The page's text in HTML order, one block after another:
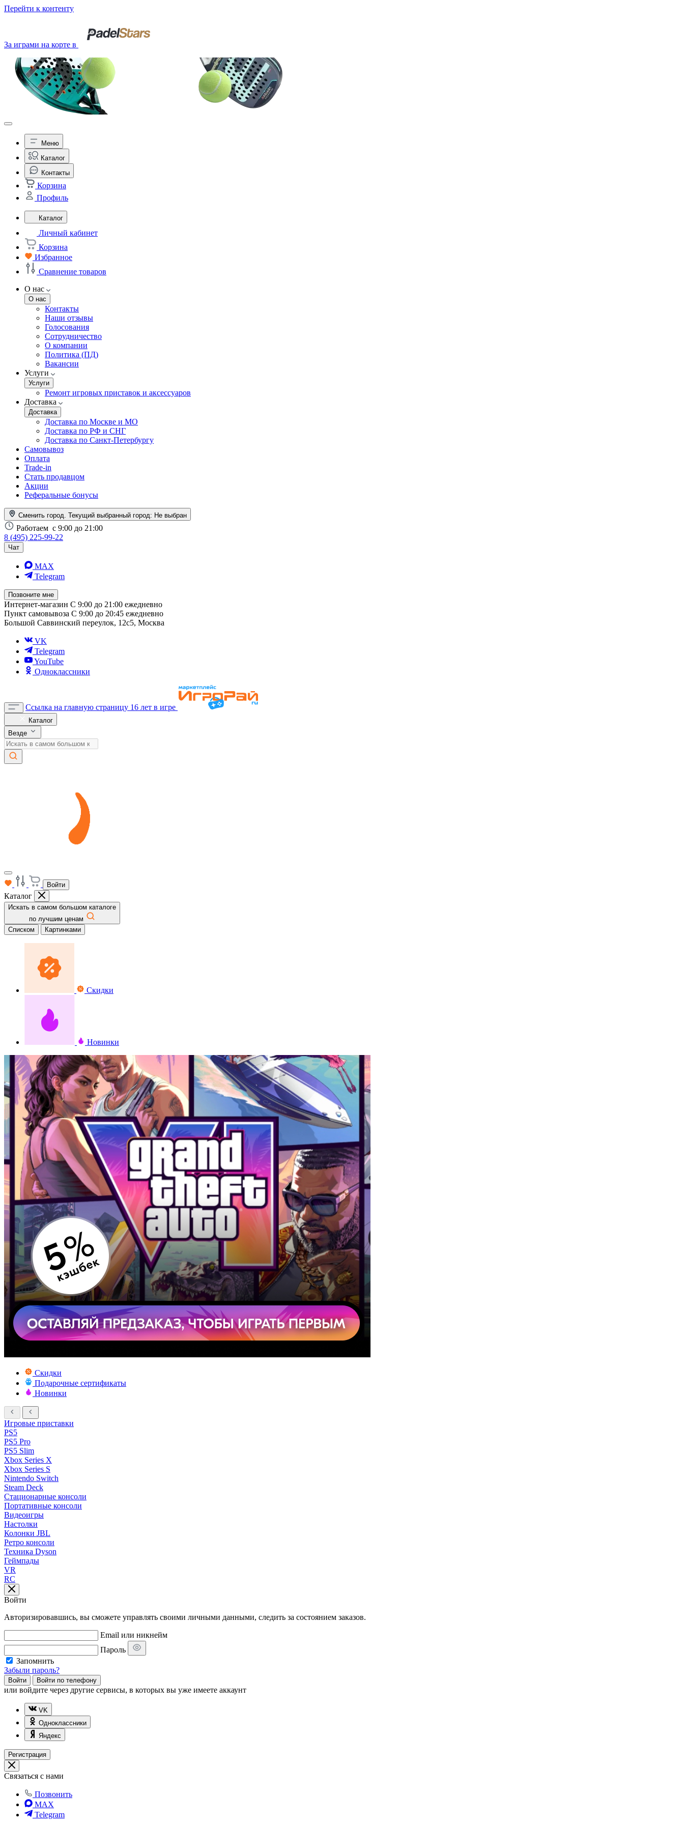
Перейти к контенту
За играми на корте в
Меню
Каталог
Контакты
Корзина
Профиль
Каталог
Личный кабинет
Корзина
Избранное
Сравнение товаров
О нас
О нас
Контакты
Наши отзывы
Голосования
Сотрудничество
О компании
Политика (ПД)
Вакансии
Услуги
Услуги
Ремонт игровых приставок и аксессуаров
Доставка
Доставка
Доставка по Москве и МО
Доставка по РФ и СНГ
Доставка по Санкт-Петербургу
Самовывоз
Оплата
Trade-in
Стать продавцом
Акции
Реферальные бонусы
Сменить город. Текущий выбранный город: Не выбран
Работаем с 9:00 до 21:00
8 (495) 225-99-22
Чат
MAX
Telegram
Позвоните мне
Интернет-магазин С 9:00 до 21:00 ежедневно
Пункт самовывоза С 9:00 до 20:45 ежедневно
Большой Саввинский переулок, 12с5, Москва
VK
Telegram
YouTube
Одноклассники
Ссылка на главную страницу 16 лет в игре
Каталог
Везде
Войти
Каталог
Искать в самом большом каталоге
по лучшим ценам
Списком
Картинками
Скидки
Новинки
Скидки
Подарочные сертификаты
Новинки
Игровые приставки
PS5
PS5 Pro
PS5 Slim
Xbox Series X
Xbox Series S
Nintendo Switch
Steam Deck
Стационарные консоли
Портативные консоли
Видеоигры
Настолки
Колонки JBL
Ретро консоли
Техника Dyson
Геймпады
VR
RC
Войти
Авторизировавшись, вы сможете управлять своими личными данными, следить за состоянием заказов.
Email или никнейм
Пароль
Запомнить
Забыли пароль?
Войти Войти по телефону
или войдите через другие сервисы, в которых вы уже имеете аккаунт
VK
Одноклассники
Яндекс
Регистрация
Связаться с нами
Позвонить
MAX
Telegram